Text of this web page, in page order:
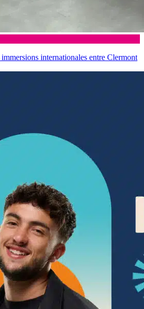
internationales entre Clermont